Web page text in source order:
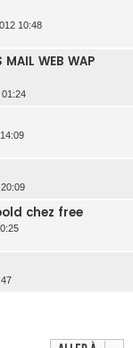
10:48
WEB WAP
chez free